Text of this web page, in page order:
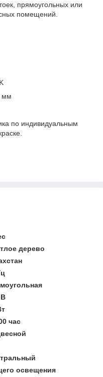
прямоугольных или
помещений.
мм
по индивидуальным
дерево
В
час
освещения